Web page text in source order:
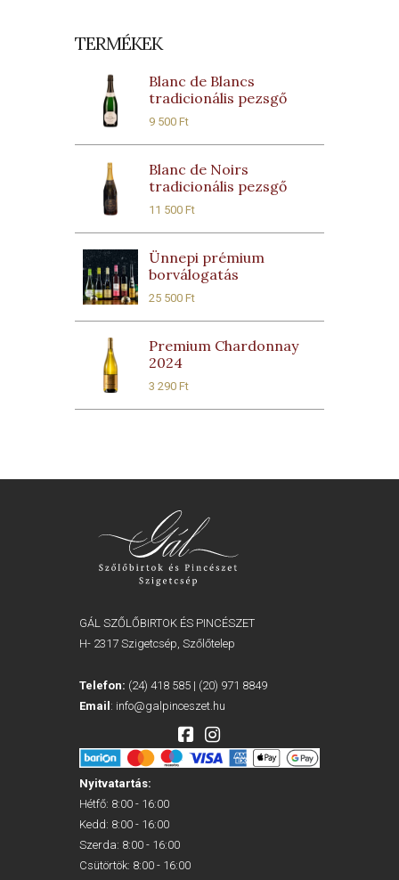
TERMÉKEK
Blanc de Blancs
tradicionális pezsgő
9 500Ft
Blanc de Noirs
tradicionális pezsgő
11 500Ft
Ünnepi prémium
borválogatás
25 500Ft
Premium Chardonnay
2024
3 290Ft
GÁL SZŐLŐBIRTOK ÉS PINCÉSZET
H- 2317 Szigetcsép, Szőlőtelep
Telefon: (24) 418 585 | (20) 971 8849
Email: info@galpinceszet.hu
Nyitvatartás:
Hétfő: 8:00 - 16:00
Kedd: 8:00 - 16:00
Szerda: 8:00 - 16:00
Csütörtök: 8:00 - 16:00